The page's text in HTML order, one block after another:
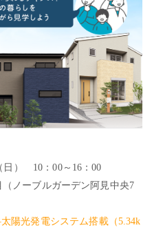
日） 10 ：00～ 16 ：00
（ノーブルガーデン阿見中央7
太陽光発電システム搭載（5.34k